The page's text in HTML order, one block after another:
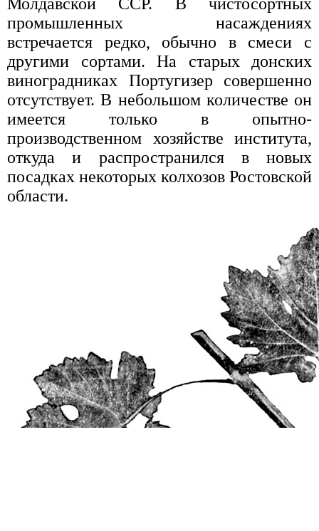
промышленных насаждениях
встречается редко, обычно в смеси с
другими сортами. На старых донских
виноградниках Португизер совершенно
отсутствует. В небольшом количестве он
имеется только в опытно-
производственном хозяйстве института,
откуда и распространился в новых
посадках некоторых колхозов Ростовской
области.